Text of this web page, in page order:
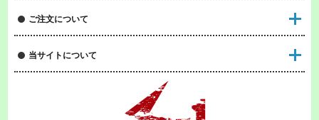
ご注文について
当サイトについて